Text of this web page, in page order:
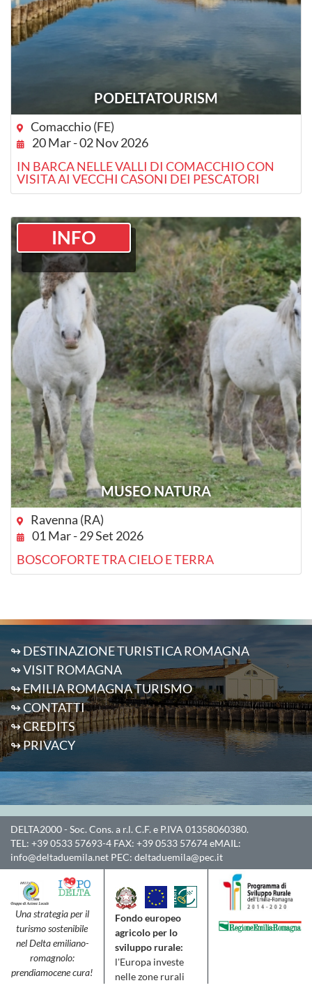
PODELTATOURISM
Comacchio (FE)
20 Mar - 02 Nov 2026
IN BARCA NELLE VALLI DI COMACCHIO CON
VISITA AI VECCHI CASONI DEI PESCATORI
MUSEO NATURA
INFO
Ravenna (RA)
01 Mar - 29 Set 2026
BOSCOFORTE TRA CIELO E TERRA
↬ DESTINAZIONE TURISTICA ROMAGNA
↬ VISIT ROMAGNA
↬ EMILIA ROMAGNA TURISMO
↬ CONTATTI
↬ CREDITS
↬ PRIVACY
DELTA2000- Soc. Cons. a r.l. C.F. e P.IVA 01358060380.
TEL: +39 0533 57693-4 FAX: +39 0533 57674eMAIL:
info@deltaduemila.net PEC: deltaduemila@pec.it
Una strategia per il
turismo sostenibile
nel Delta emiliano-
romagnolo:
prendiamocene cura!
Fondo europeo
agricolo per lo
sviluppo rurale:
l'Europa investe
nelle zone rurali